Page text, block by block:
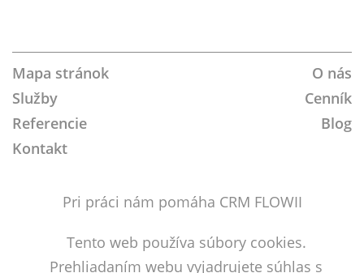
on
Google+!
on
Twitter!
on
Mapa stránok
O nás
Služby
Cenník
Referencie
Blog
Kontakt
Pri práci nám pomáha CRM FLOWII
Tento web používa súbory cookies.
Prehliadaním webu vyjadrujete súhlas s